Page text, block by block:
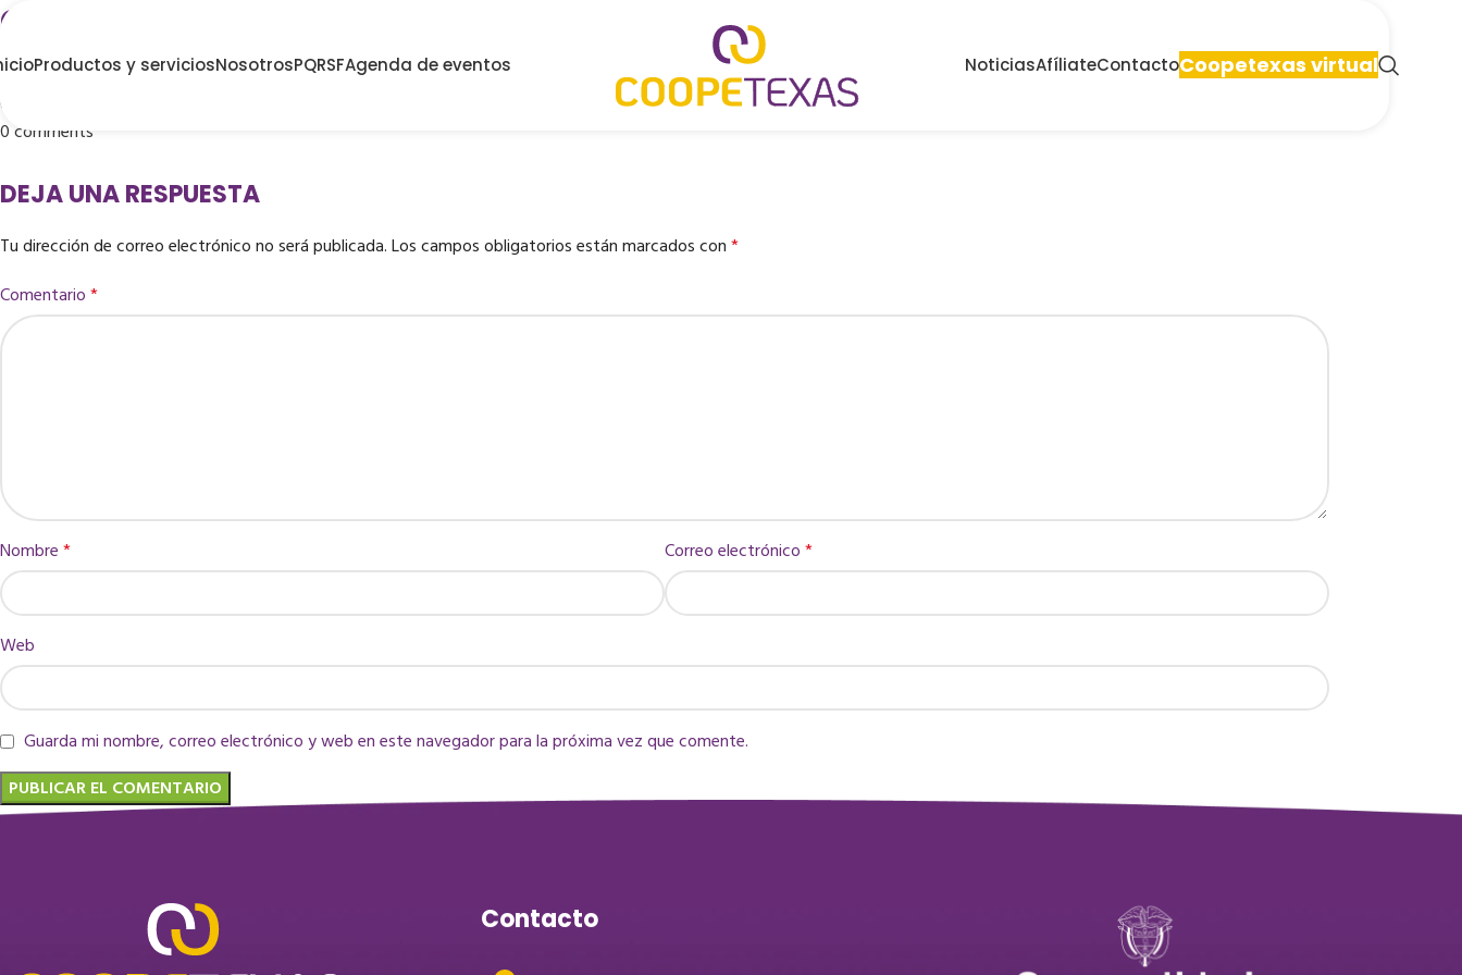
Productos y serviciosNosotrosPQRSFAgenda de eventos NoticiasAfíliateContactoCoopetexas virtual
OPTICENTRO FUSAGASUGA
Publicado porCoopetexas
On junio 4, 2025
0comments
DEJA UNA RESPUESTA
Tu dirección de correo electrónico no será publicada.Los campos obligatorios están marcados con*
Comentario*
Nombre* Correo electrónico*
Web
Guarda mi nombre, correo electrónico y web en este navegador para la próxima vez que comente.
Contacto